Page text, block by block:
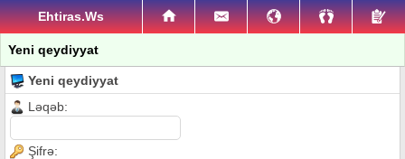
Ehtiras.Ws
Yeni qeydiyyat
Yeni qeydiyyat
Ləqəb:
Şifrə: